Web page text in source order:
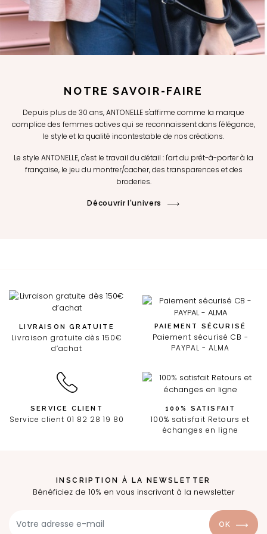
NOTRE SAVOIR-FAIRE
Depuis plus de 30 ans, ANTONELLE s'affirme comme la marque
complice des femmes actives qui se reconnaissent dans l'élégance,
le style et la qualité incontestable de nos créations.
Le style ANTONELLE, c'est le travail du détail : l'art du prêt-à-porter à la
française, le jeu du montrer/cacher, des transparences et des
broderies.
Découvrir l'univers
LIVRAISON GRATUITE
Livraison gratuite dès 150€
d’achat
PAIEMENT SÉCURISÉ
Paiement sécurisé CB -
PAYPAL - ALMA
SERVICE CLIENT
Service client 01 82 28 19 80
100% SATISFAIT
100% satisfait Retours et
échanges en ligne
INSCRIPTION À LA NEWSLETTER
Bénéficiez de 10% en vous inscrivant à la newsletter
OK